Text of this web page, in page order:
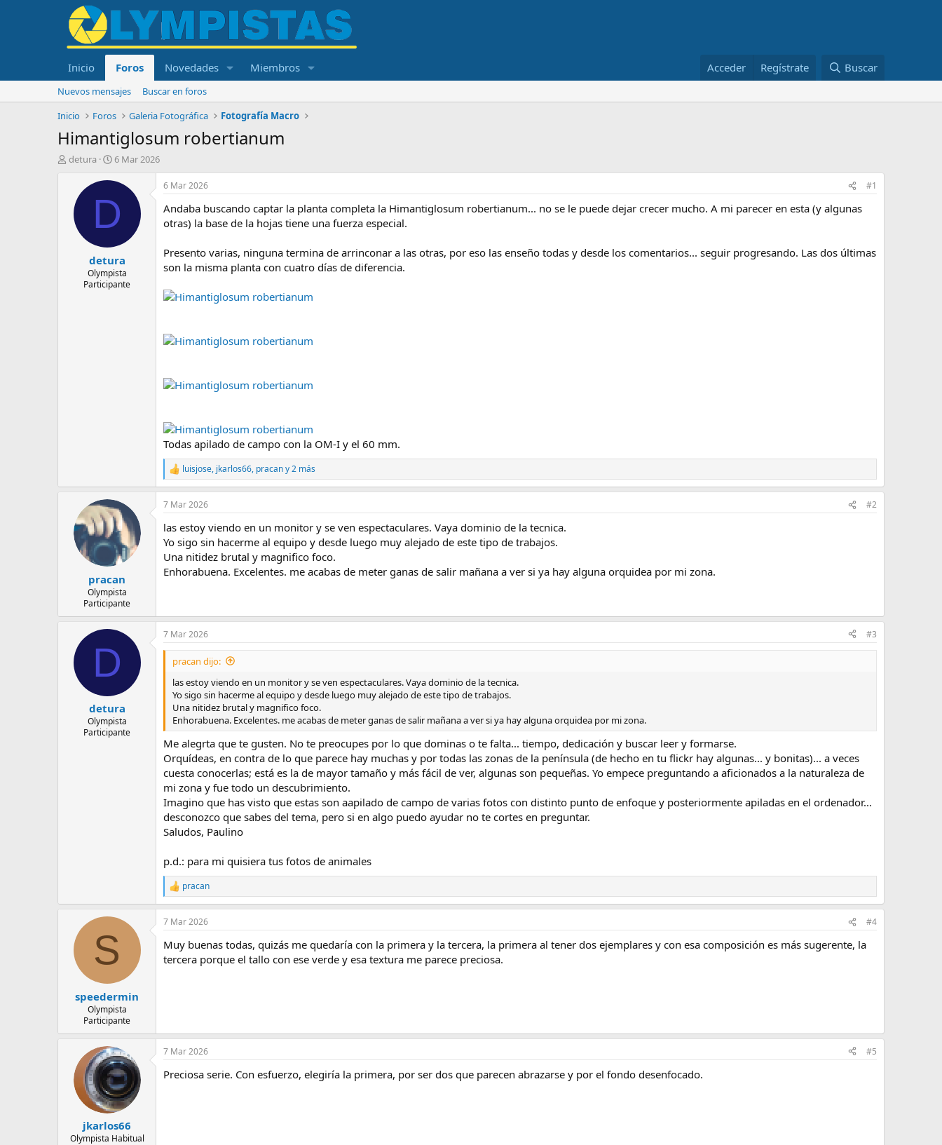
Inicio Foros Novedades Miembros Acceder Regístrate Buscar
Nuevos mensajes
Buscar en foros
Inicio
Foros Galeria Fotográfica Fotografía Macro
Himantiglosum robertianum
Idetura
F
c
a
d
i
n
i
c
6 Mar 2026
D
detura
Olympista
Participante
6 Mar 2026 #1
Andaba buscando captar la planta completa la Himantiglosum robertianum... no se le puede dejar crecer mucho. A mi parecer en esta (y algunas
otras) la base de la hojas tiene una fuerza especial.
Presento varias, ninguna termina de arrinconar a las otras, por eso las enseño todas y desde los comentarios... seguir progresando. Las dos últimas
son la misma planta con cuatro días de diferencia.
Todas apilado de campo con la OM-I y el 60 mm.
R
e
a
c
i
o
n
e
s
luisjose, jkarlos66, pracany 2 más
pracan
Olympista
Participante
7 Mar 2026 #2
las estoy viendo en un monitor y se ven espectaculares. Vaya dominio de la tecnica.
Yo sigo sin hacerme al equipo y desde luego muy alejado de este tipo de trabajos.
Una nitidez brutal y magnifico foco.
Enhorabuena. Excelentes. me acabas de meter ganas de salir mañana a ver si ya hay alguna orquidea por mi zona.
D
detura
Olympista
Participante
7 Mar 2026 #3
pracan dijo:
las estoy viendo en un monitor y se ven espectaculares. Vaya dominio de la tecnica.
Yo sigo sin hacerme al equipo y desde luego muy alejado de este tipo de trabajos.
Una nitidez brutal y magnifico foco.
Enhorabuena. Excelentes. me acabas de meter ganas de salir mañana a ver si ya hay alguna orquidea por mi zona.
Me alegrta que te gusten. No te preocupes por lo que dominas o te falta... tiempo, dedicación y buscar leer y formarse.
Orquídeas, en contra de lo que parece hay muchas y por todas las zonas de la península (de hecho en tu flickr hay algunas... y bonitas)... a veces
cuesta conocerlas; está es la de mayor tamaño y más fácil de ver, algunas son pequeñas. Yo empece preguntando a aficionados a la naturaleza de
mi zona y fue todo un descubrimiento.
Imagino que has visto que estas son aapilado de campo de varias fotos con distinto punto de enfoque y posteriormente apiladas en el ordenador...
desconozco que sabes del tema, pero si en algo puedo ayudar no te cortes en preguntar.
Saludos, Paulino
p.d.: para mi quisiera tus fotos de animales
R
e
a
c
i
o
pracan
S
speedermin
Olympista
Participante
7 Mar 2026 #4
Muy buenas todas, quizás me quedaría con la primera y la tercera, la primera al tener dos ejemplares y con esa composición es más sugerente, la
tercera porque el tallo con ese verde y esa textura me parece preciosa.
jkarlos66
Olympista Habitual
7 Mar 2026 #5
Preciosa serie. Con esfuerzo, elegiría la primera, por ser dos que parecen abrazarse y por el fondo desenfocado.